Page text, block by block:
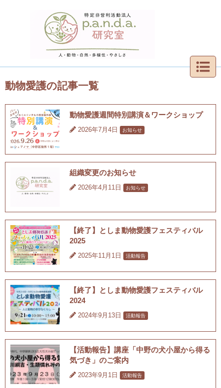
動物愛護の記事一覧
動物愛護週間特別講演＆ワークショップ
2026年7月4日 お知らせ
組織変更のお知らせ
2026年4月11日 お知らせ
【終了】としま動物愛護フェスティバル
2025
2025年11月1日 活動報告
【終了】としま動物愛護フェスティバル
2024
2024年9月13日 活動報告
【活動報告】講座「中野の犬小屋から得る
気づき」のご案内
2023年9月1日 活動報告